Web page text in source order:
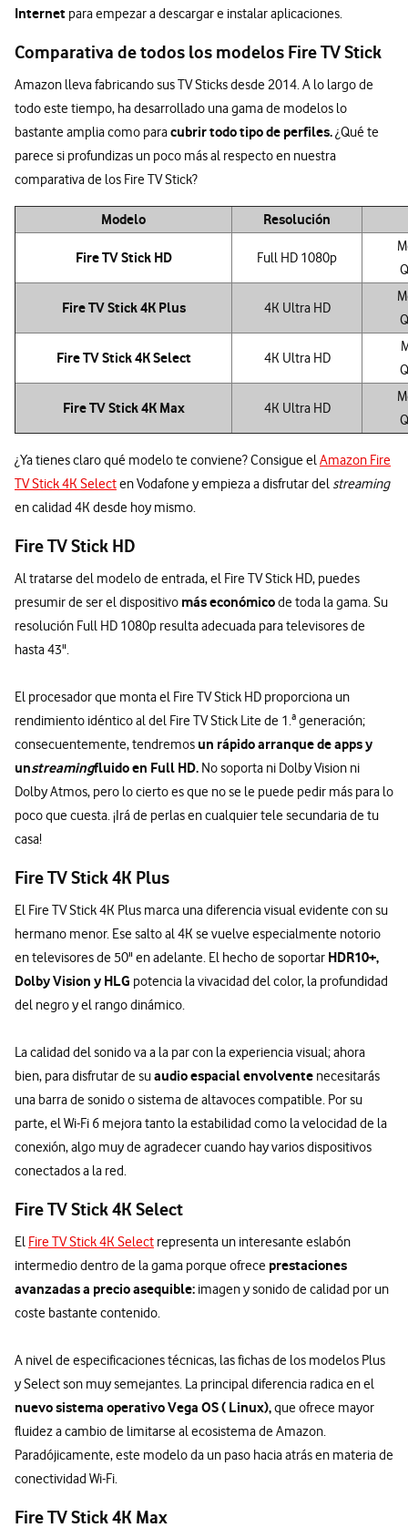
Internet para empezar a descargar e instalar aplicaciones.
Comparativa de todos los modelos Fire TV Stick
Amazon lleva fabricando sus TV Sticks desde 2014. A lo largo de
todo este tiempo, ha desarrollado una gama de modelos lo
bastante amplia como paracubrir todo tipo de perfiles.¿Qué te
parece si profundizas un poco más al respecto en nuestra
comparativa de los Fire TV Stick?
Modelo Resolución
Fire TV Stick HD Full HD 1080p
Fire TV Stick 4K Plus 4K Ultra HD
Fire TV Stick 4K Select 4K Ultra HD
Fire TV Stick 4K Max 4K Ultra HD
¿Ya tienes claro qué modelo te conviene? Consigue elAmazon Fire
TV Stick 4K Selecten Vodafone y empieza a disfrutar del streaming
en calidad 4K desde hoy mismo.
Fire TV Stick HD
Al tratarse del modelo de entrada, el Fire TV Stick HD, puedes
presumir de ser el dispositivo más económicode toda la gama. Su
resolución Full HD 1080p resulta adecuada para televisores de
hasta 43".
El procesador que monta el Fire TV Stick HD proporciona un
rendimiento idéntico al del Fire TV Stick Lite de 1.ª generación;
consecuentemente, tendremos un rápido arranque de apps y
unstreamingfluido en Full HD. No soporta ni Dolby Vision ni
Dolby Atmos, pero lo cierto es que no se le puede pedir más para lo
poco que cuesta. ¡Irá de perlas en cualquier tele secundaria de tu
casa!
Fire TV Stick 4K Plus
El Fire TV Stick 4K Plus marca una diferencia visual evidente con su
hermano menor. Ese salto al 4K se vuelve especialmente notorio
en televisores de 50" en adelante. El hecho de soportar HDR10+,
Dolby Vision y HLG potencia la vivacidad del color, la profundidad
del negro y el rango dinámico.
La calidad del sonido va a la par con la experiencia visual; ahora
bien, para disfrutar de suaudio espacial envolvente necesitarás
una barra de sonido o sistema de altavoces compatible. Por su
parte, el Wi-Fi 6 mejora tanto la estabilidad como la velocidad de la
conexión, algo muy de agradecer cuando hay varios dispositivos
conectados a la red.
Fire TV Stick 4K Select
El Fire TV Stick 4K Select representa un interesante eslabón
intermedio dentro de la gama porque ofrece prestaciones
avanzadas a precio asequible: imagen y sonido de calidad por un
coste bastante contenido.
A nivel de especificaciones técnicas, las fichas de los modelos Plus
y Select son muy semejantes. La principal diferencia radica en el
nuevo sistema operativo Vega OS ( Linux),que ofrece mayor
fluidez a cambio de limitarse al ecosistema de Amazon.
Paradójicamente, este modelo da un paso hacia atrás en materia de
conectividad Wi-Fi.
Fire TV Stick 4K Max